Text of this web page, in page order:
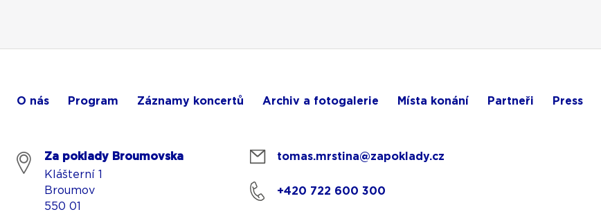
O nás Program Záznamy koncertů Archiv a fotogalerie Místa konání Partneři Press
Za poklady Broumovska
Klášterní 1
Broumov
550 01
tomas.mrstina@zapoklady.cz
+420 722 600 300